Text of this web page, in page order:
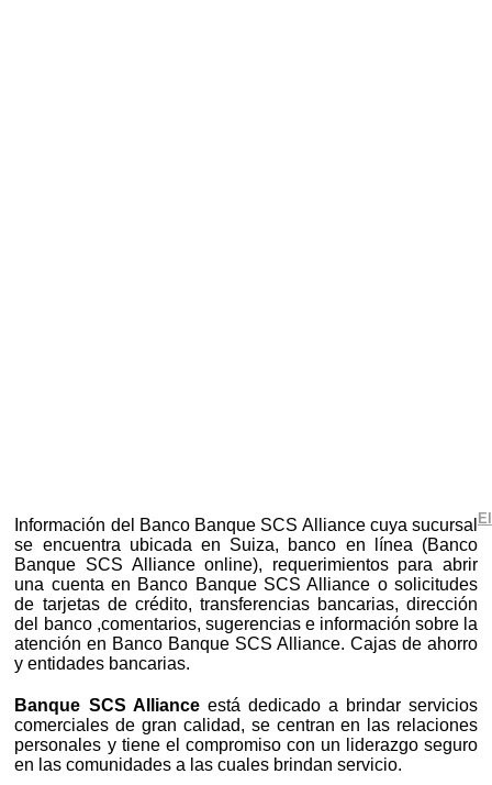
Información del Banco Banque SCS Alliance cuya sucursal
se encuentra ubicada en Suiza, banco en línea (Banco
Banque SCS Alliance online), requerimientos para abrir
una cuenta en Banco Banque SCS Alliance o solicitudes
de tarjetas de crédito, transferencias bancarias, dirección
del banco ,comentarios, sugerencias e información sobre la
atención en Banco Banque SCS Alliance. Cajas de ahorro
y entidades bancarias.
Banque SCS Allianceestá dedicado a brindar servicios
comerciales de gran calidad, se centran en las relaciones
personales y tiene el compromiso con un liderazgo seguro
en las comunidades a las cuales brindan servicio.
El